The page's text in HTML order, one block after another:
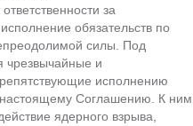
за
обязательств по
силы. Под
чрезвычайные и
исполнению
настоящему Соглашению. К ним
ядерного взрыва,